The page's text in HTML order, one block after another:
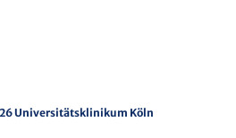
Universitätsklinikum Köln